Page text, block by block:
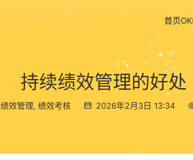
首页
持续绩效管理的好处
绩效管理, 绩效考核 2026年2月3日 13:34